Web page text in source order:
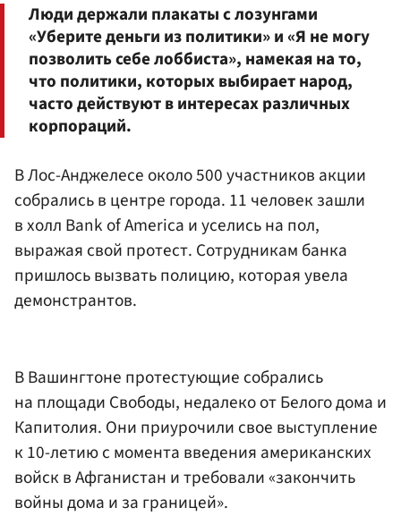
Люди держали плакаты с лозунгами
«Уберите деньги из политики» и «Я не могу
позволить себе лоббиста», намекая на то,
что политики, которых выбирает народ,
часто действуют в интересах различных
корпораций.
В Лос-Анджелесе около 500 участников акции
собрались в центре города. 11 человек зашли
в холл Bank of America и уселись на пол,
выражая свой протест. Сотрудникам банка
пришлось вызвать полицию, которая увела
демонстрантов.
В Вашингтоне протестующие собрались
на площади Свободы, недалеко от Белого дома и
Капитолия. Они приурочили свое выступление
к 10-летию с момента введения американских
войск в Афганистан и требовали «закончить
войны дома и за границей».